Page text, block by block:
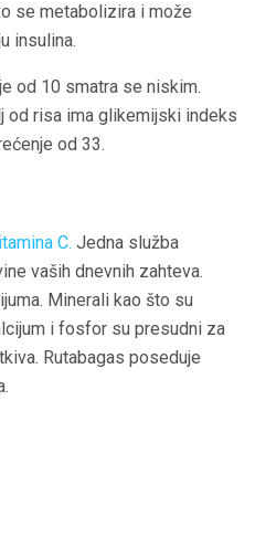
se metabolizira i može
insulina.
od 10 smatra se niskim.
od risa ima glikemijski indeks
od 33.
C. Jedna služba
vaših dnevnih zahteva.
Minerali kao što su
i fosfor su presudni za
Rutabagas poseduje